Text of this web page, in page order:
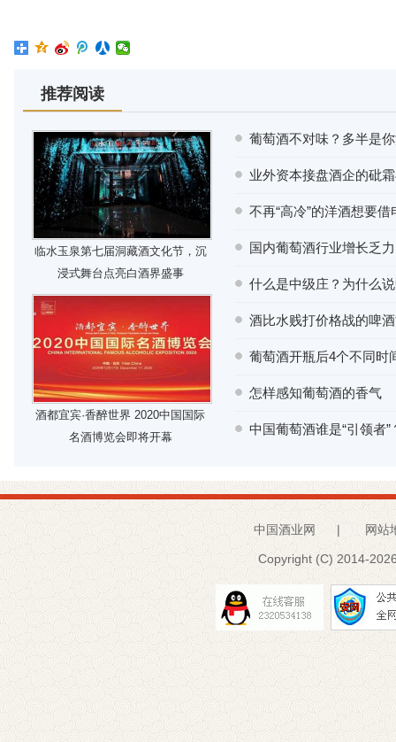
推荐阅读
临水玉泉第七届洞藏酒文化节，沉
浸式舞台点亮白酒界盛事
酒都宜宾·香醉世界 2020中国国际
名酒博览会即将开幕
葡萄酒不对味？多半是
业外资本接盘酒企的砒
不再“高冷”的洋酒想要
国内葡萄酒行业增长乏
什么是中级庄？为什么
酒比水贱打价格战的啤
葡萄酒开瓶后4个不同时
怎样感知葡萄酒的香气
中国葡萄酒谁是“引领者”
中国酒业网 | 网站
Copyright (C) 2014-